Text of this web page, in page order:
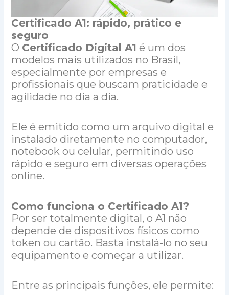
Certificado A1: rápido, prático e
seguro
O Certificado Digital A1 é um dos
modelos mais utilizados no Brasil,
especialmente por empresas e
profissionais que buscam praticidade e
agilidade no dia a dia.
Ele é emitido como um arquivo digital e
instalado diretamente no computador,
notebook ou celular, permitindo uso
rápido e seguro em diversas operações
online.
Como funciona o Certificado A1?
Por ser totalmente digital, o A1 não
depende de dispositivos físicos como
token ou cartão. Basta instalá-lo no seu
equipamento e começar a utilizar.
Entre as principais funções, ele permite: